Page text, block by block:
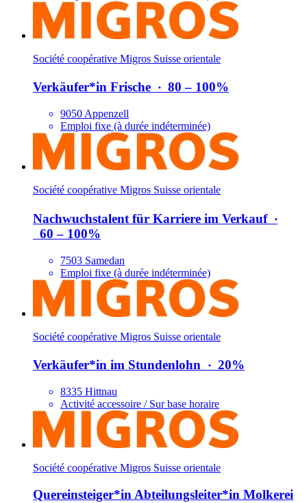
Société coopérative Migros Suisse orientale
Verkäufer*​in Frische ‧ 80 – 100%
9050 Appenzell
Emploi fixe (à durée indéterminée)
Société coopérative Migros Suisse orientale
Nachwuchstalent für Karriere im Verkauf‧
60 – 100%
7503 Samedan
Emploi fixe (à durée indéterminée)
Société coopérative Migros Suisse orientale
Verkäufer*​in im Stundenlohn ‧ 20%
8335 Hittnau
Activité accessoire / Sur base horaire
Société coopérative Migros Suisse orientale
Quereinsteiger*​in Abteilungsleiter*​in Molkerei